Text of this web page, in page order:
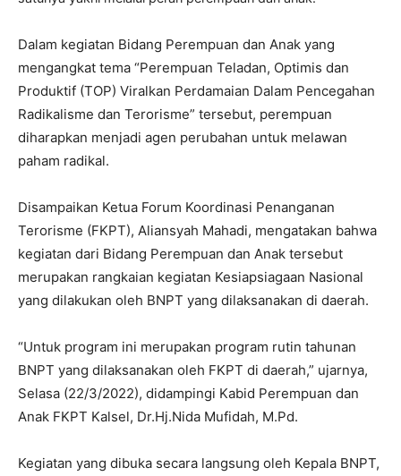
Dalam kegiatan Bidang Perempuan dan Anak yang
mengangkat tema “Perempuan Teladan, Optimis dan
Produktif (TOP) Viralkan Perdamaian Dalam Pencegahan
Radikalisme dan Terorisme” tersebut, perempuan
diharapkan menjadi agen perubahan untuk melawan
paham radikal.
Disampaikan Ketua Forum Koordinasi Penanganan
Terorisme (FKPT), Aliansyah Mahadi, mengatakan bahwa
kegiatan dari Bidang Perempuan dan Anak tersebut
merupakan rangkaian kegiatan Kesiapsiagaan Nasional
yang dilakukan oleh BNPT yang dilaksanakan di daerah.
“Untuk program ini merupakan program rutin tahunan
BNPT yang dilaksanakan oleh FKPT di daerah,” ujarnya,
Selasa (22/3/2022), didampingi Kabid Perempuan dan
Anak FKPT Kalsel, Dr.Hj.Nida Mufidah, M.Pd.
Kegiatan yang dibuka secara langsung oleh Kepala BNPT,